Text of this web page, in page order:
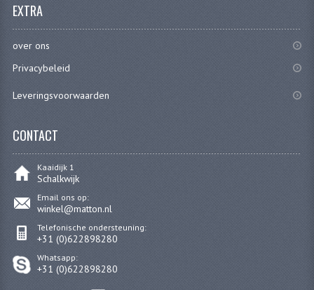
EXTRA
over ons
Privacybeleid
Leveringsvoorwaarden
CONTACT
Kaaidijk 1
Schalkwijk
Email ons op:
winkel@matton.nl
Telefonische ondersteuning:
+31 (0)622898280
Whatsapp:
+31 (0)622898280